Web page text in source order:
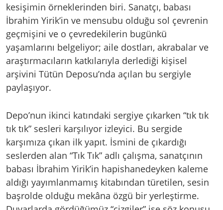
kesişimin örneklerinden biri. Sanatçı, babası
İbrahim Yirik’in ve mensubu olduğu sol çevrenin
geçmişini ve o çevredekilerin bugünkü
yaşamlarını belgeliyor; aile dostları, akrabalar ve
araştırmacıların katkılarıyla derlediği kişisel
arşivini Tütün Deposu’nda açılan bu sergiyle
paylaşıyor.
Depo’nun ikinci katındaki sergiye çıkarken “tık tık
tık tık” sesleri karşılıyor izleyici. Bu sergide
karşımıza çıkan ilk yapıt. İsmini de çıkardığı
seslerden alan “Tık Tık” adlı çalışma, sanatçının
babası İbrahim Yirik’in hapishanedeyken kaleme
aldığı yayımlanmamış kitabından türetilen, sesin
başrolde olduğu mekâna özgü bir yerleştirme.